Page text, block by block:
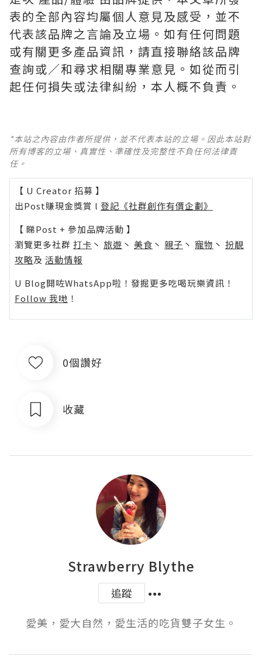
表的全部內容均屬個人意見及感受，並不
代表該品牌之言論及立場。如有任何問題
或有關更多產品資訊，請直接聯絡該品牌
查詢或∕和尋求相關專業意見。如從而引
起任何損失或法律糾紛，本人概不負責。
*本站之內容由作者所提供，並不代表本站的立場。因此本站對
所有博客的立場、真實性、準確性及完整性不負任何法律責
任。
【 U Creator 招募 】
出Post賺現金獎賞 l 登記《社群創作有價企劃》
【 睇Post + 參加品牌活動 】
瀏覽更多社群 打卡 丶 旅遊 丶 美食 丶 親子 丶 寵物 丶 扮靚
攻略及 活動情報
U Blog開咗WhatsApp啦！發掘更多吃喝玩樂資訊！
Follow 我哋 ！
0個讚好
收藏
Strawberry Blythe
追蹤
愛美，愛大自然，愛生活的吃貨雙子女生。